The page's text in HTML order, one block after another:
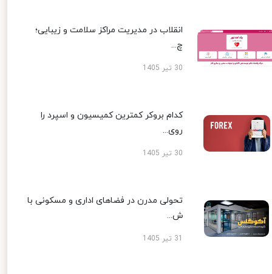
انقلاب در مدیریت مراکز سلامت و زیبایی؛
چ...
30 تیر 1405
کدام بروکر کمترین کمیسیون و اسپرد را
روی...
30 تیر 1405
تحولی مدرن در فضاهای اداری و مسکونی با
ش...